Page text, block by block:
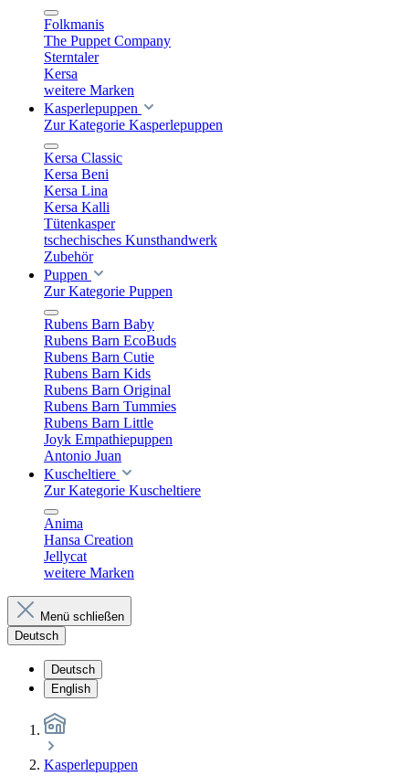
Folkmanis
The Puppet Company
Sterntaler
Kersa
weitere Marken
Kasperlepuppen
Zur Kategorie Kasperlepuppen
Kersa Classic
Kersa Beni
Kersa Lina
Kersa Kalli
Tütenkasper
tschechisches Kunsthandwerk
Zubehör
Puppen
Zur Kategorie Puppen
Rubens Barn Baby
Rubens Barn EcoBuds
Rubens Barn Cutie
Rubens Barn Kids
Rubens Barn Original
Rubens Barn Tummies
Rubens Barn Little
Joyk Empathiepuppen
Antonio Juan
Kuscheltiere
Zur Kategorie Kuscheltiere
Anima
Hansa Creation
Jellycat
weitere Marken
Menü schließen
Deutsch
Deutsch
English
Kasperlepuppen